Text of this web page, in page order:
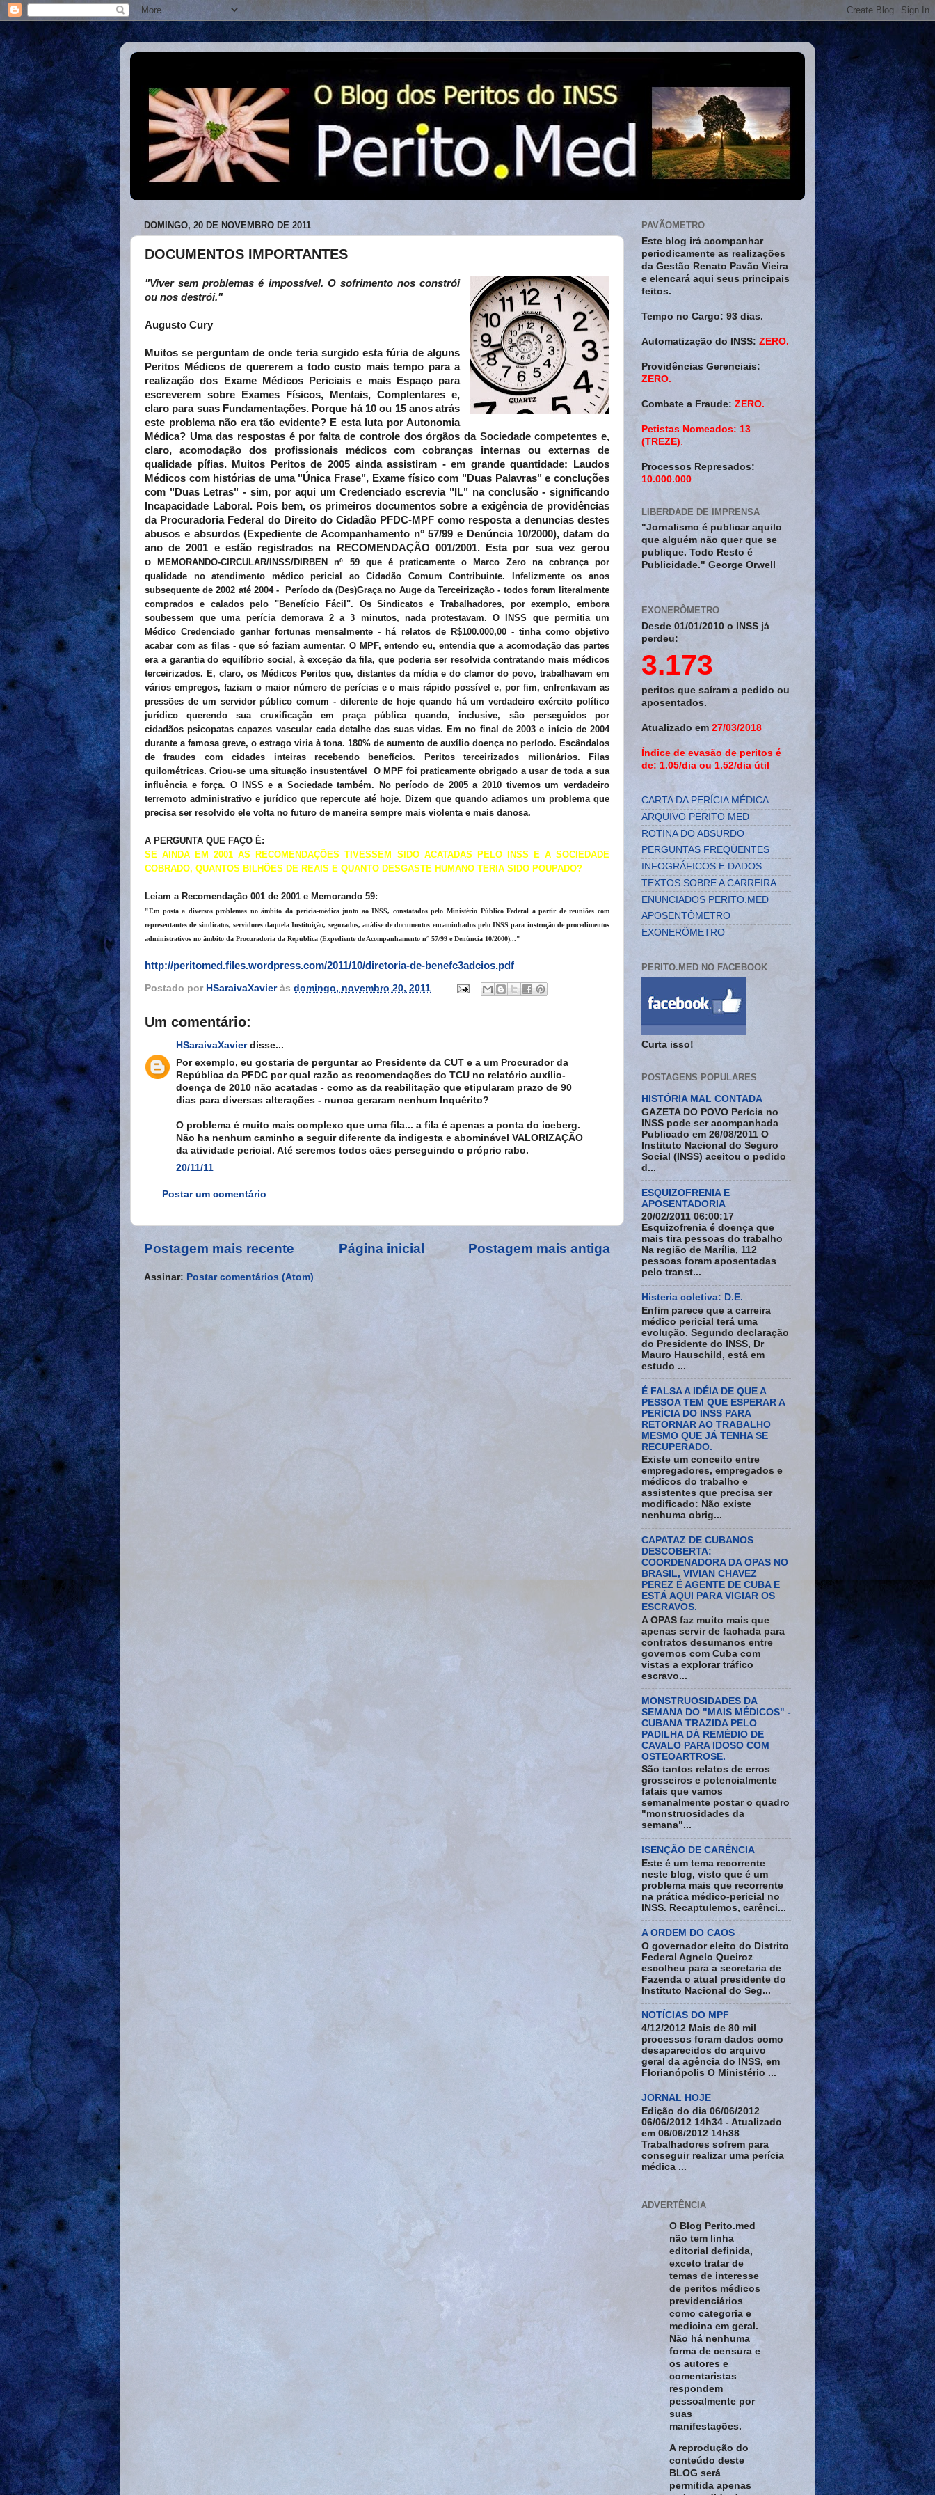
DOMINGO, 20 DE NOVEMBRO DE 2011
DOCUMENTOS IMPORTANTES
"Viver sem problemas é impossível. O sofrimento nos constrói
ou nos destrói."
Augusto Cury
Muitos se perguntam de onde teria surgido esta fúria de alguns
Peritos Médicos de quererem a todo custo mais tempo para a
realização dos Exame Médicos Periciais e mais Espaço para
escreverem sobre Exames Físicos, Mentais, Complentares e,
claro para suas Fundamentações. Porque há 10 ou 15 anos atrás
este problema não era tão evidente? E esta luta por Autonomia
Médica? Uma das respostas é por falta de controle dos órgãos da Sociedade competentes e,
claro, acomodação dos profissionais médicos com cobranças internas ou externas de
qualidade pífias. Muitos Peritos de 2005 ainda assistiram - em grande quantidade: Laudos
Médicos com histórias de uma "Única Frase", Exame físico com "Duas Palavras" e concluções
com "Duas Letras" - sim, por aqui um Credenciado escrevia "IL" na conclusão - significando
Incapacidade Laboral. Pois bem, os primeiros documentos sobre a exigência de providências
da Procuradoria Federal do Direito do Cidadão PFDC-MPF como resposta a denuncias destes
abusos e absurdos (Expediente de Acompanhamento n° 57/99 e Denúncia 10/2000), datam do
ano de 2001 e estão registrados na RECOMENDAÇÃO 001/2001. Esta por sua vez gerou
oMEMORANDO-CIRCULAR/INSS/DIRBEN nº 59 que é praticamente o Marco Zero na cobrança por
qualidade no atendimento médico pericial ao Cidadão Comum Contribuinte. Infelizmente os anos
subsequente de 2002 até 2004 - Período da (Des)Graça no Auge da Terceirização - todos foram literalmente
comprados e calados pelo "Benefício Fácil". Os Sindicatos e Trabalhadores, por exemplo, embora
soubessem que uma perícia demorava 2 a 3 minutos, nada protestavam. O INSS que permitia um
Médico Credenciado ganhar fortunas mensalmente - há relatos de R$100.000,00 - tinha como objetivo
acabar com as filas - que só faziam aumentar. O MPF, entendo eu, entendia que a acomodação das partes
era a garantia do equilíbrio social, à exceção da fila, que poderia ser resolvida contratando mais médicos
terceirizados. E, claro, os Médicos Peritos que, distantes da mídia e do clamor do povo, trabalhavam em
vários empregos, faziam o maior número de perícias e o mais rápido possível e, por fim, enfrentavam as
pressões de um servidor público comum - diferente de hoje quando há um verdadeiro exército político
jurídico querendo sua cruxificação em praça pública quando, inclusive, são perseguidos por
cidadãos psicopatas capazes vascular cada detalhe das suas vidas. Em no final de 2003 e início de 2004
durante a famosa greve, o estrago viria à tona. 180% de aumento de auxílio doença no período. Escândalos
de fraudes com cidades inteiras recebendo benefícios. Peritos terceirizados milionários. Filas
quilométricas. Criou-se uma situação insustentável O MPF foi praticamente obrigado a usar de toda a sua
influência e força. O INSS e a Sociedade também. No período de 2005 a 2010 tivemos um verdadeiro
terremoto administrativo e jurídico que repercute até hoje. Dizem que quando adiamos um problema que
precisa ser resolvido ele volta no futuro de maneira sempre mais violenta e mais danosa.
A PERGUNTA QUE FAÇO É:
SE AINDA EM 2001 AS RECOMENDAÇÕES TIVESSEM SIDO ACATADAS PELO INSS E A SOCIEDADE
COBRADO, QUANTOS BILHÕES DE REAIS E QUANTO DESGASTE HUMANO TERIA SIDO POUPADO?
Leiam a Recomendação 001 de 2001 e Memorando 59:
"Em posta a diversos problemas no âmbito da perícia-médica junto ao INSS, constatados pelo Ministério Público Federal a partir de reuniões com
representantes de sindicatos, servidores daquela Instituição, segurados, análise de documentos encaminhados pelo INSS para instrução de procedimentos
administrativos no âmbito da Procuradoria da República (Expediente de Acompanhamento n° 57/99 e Denúncia 10/2000)..."
http://peritomed.files.wordpress.com/2011/10/diretoria-de-benefc3adcios.pdf
Postado por HSaraivaXavier às domingo, novembro 20, 2011
Um comentário:
HSaraivaXavierdisse...
Por exemplo, eu gostaria de perguntar ao Presidente da CUT e a um Procurador da
República da PFDC por qual razão as recomendações do TCU no relatório auxílio-
doença de 2010 não acatadas - como as da reabilitação que etipularam prazo de 90
dias para diversas alterações - nunca geraram nenhum Inquérito?
O problema é muito mais complexo que uma fila... a fila é apenas a ponta do iceberg.
Não ha nenhum caminho a seguir diferente da indigesta e abominável VALORIZAÇÃO
da atividade pericial. Até seremos todos cães perseguindo o próprio rabo.
20/11/11
Postar um comentário
Postagem mais recente Postagem mais antiga
Página inicial
Assinar: Postar comentários (Atom)
PAVÃOMETRO
Este blog irá acompanhar
periodicamente as realizações
da Gestão Renato Pavão Vieira
e elencará aqui seus principais
feitos.
Tempo no Cargo: 93 dias.
Automatização do INSS: ZERO.
Providências Gerenciais:
ZERO.
Combate a Fraude: ZERO.
Petistas Nomeados: 13
(TREZE)
Processos Represados:
10.000.000
LIBERDADE DE IMPRENSA
"Jornalismo é publicar aquilo
que alguém não quer que se
publique. Todo Resto é
Publicidade." George Orwell
EXONERÔMETRO
Desde 01/01/2010 o INSS já
perdeu:
3.173
peritos que saíram a pedido ou
aposentados.
Atualizado em 27/03/2018
Índice de evasão de peritos é
de: 1.05/dia ou 1.52/dia útil
CARTA DA PERÍCIA MÉDICA
ARQUIVO PERITO MED
ROTINA DO ABSURDO
PERGUNTAS FREQÜENTES
INFOGRÁFICOS E DADOS
TEXTOS SOBRE A CARREIRA
ENUNCIADOS PERITO.MED
APOSENTÔMETRO
EXONERÔMETRO
PERITO.MED NO FACEBOOK
Curta isso!
POSTAGENS POPULARES
HISTÓRIA MAL CONTADA
GAZETA DO POVO Perícia no
INSS pode ser acompanhada
Publicado em 26/08/2011 O
Instituto Nacional do Seguro
Social (INSS) aceitou o pedido
d...
ESQUIZOFRENIA E
APOSENTADORIA
20/02/2011 06:00:17
Esquizofrenia é doença que
mais tira pessoas do trabalho
Na região de Marília, 112
pessoas foram aposentadas
pelo transt...
Histeria coletiva: D.E.
Enfim parece que a carreira
médico pericial terá uma
evolução. Segundo declaração
do Presidente do INSS, Dr
Mauro Hauschild, está em
estudo ...
É FALSA A IDÉIA DE QUE A
PESSOA TEM QUE ESPERAR A
PERÍCIA DO INSS PARA
RETORNAR AO TRABALHO
MESMO QUE JÁ TENHA SE
RECUPERADO.
Existe um conceito entre
empregadores, empregados e
médicos do trabalho e
assistentes que precisa ser
modificado: Não existe
nenhuma obrig...
CAPATAZ DE CUBANOS
DESCOBERTA:
COORDENADORA DA OPAS NO
BRASIL, VIVIAN CHAVEZ
PEREZ É AGENTE DE CUBA E
ESTÁ AQUI PARA VIGIAR OS
ESCRAVOS.
A OPAS faz muito mais que
apenas servir de fachada para
contratos desumanos entre
governos com Cuba com
vistas a explorar tráfico
escravo...
MONSTRUOSIDADES DA
SEMANA DO "MAIS MÉDICOS" -
CUBANA TRAZIDA PELO
PADILHA DÁ REMÉDIO DE
CAVALO PARA IDOSO COM
OSTEOARTROSE.
São tantos relatos de erros
grosseiros e potencialmente
fatais que vamos
semanalmente postar o quadro
"monstruosidades da
semana"...
ISENÇÃO DE CARÊNCIA
Este é um tema recorrente
neste blog, visto que é um
problema mais que recorrente
na prática médico-pericial no
INSS. Recaptulemos, carênci...
A ORDEM DO CAOS
O governador eleito do Distrito
Federal Agnelo Queiroz
escolheu para a secretaria de
Fazenda o atual presidente do
Instituto Nacional do Seg...
NOTÍCIAS DO MPF
4/12/2012 Mais de 80 mil
processos foram dados como
desaparecidos do arquivo
geral da agência do INSS, em
Florianópolis O Ministério ...
JORNAL HOJE
Edição do dia 06/06/2012
06/06/2012 14h34 - Atualizado
em 06/06/2012 14h38
Trabalhadores sofrem para
conseguir realizar uma perícia
médica ...
ADVERTÊNCIA
O Blog Perito.med
não tem linha
editorial definida,
exceto tratar de
temas de interesse
de peritos médicos
previdenciários
como categoria e
medicina em geral.
Não há nenhuma
forma de censura e
os autores e
comentaristas
respondem
pessoalmente por
suas
manifestações.
A reprodução do
conteúdo deste
BLOG será
permitida apenas